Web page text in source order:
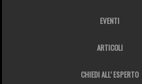
EVENTI
ARTICOLI
CHIEDI ALL’ ESPERTO